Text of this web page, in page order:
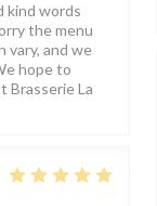
kind words
the menu
vary, and we
hope to
Brasserie La